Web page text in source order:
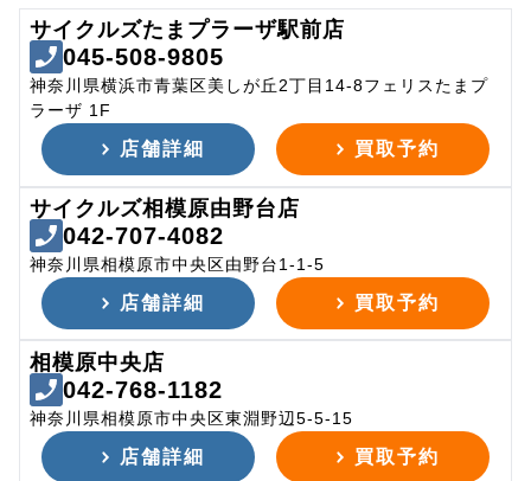
サイクルズたまプラーザ駅前店
045-508-9805
神奈川県横浜市青葉区美しが丘2丁目14-8フェリスたまプ
ラーザ 1F
店舗詳細 買取予約
サイクルズ相模原由野台店
042-707-4082
神奈川県相模原市中央区由野台1-1-5
店舗詳細 買取予約
相模原中央店
042-768-1182
神奈川県相模原市中央区東淵野辺5-5-15
店舗詳細 買取予約